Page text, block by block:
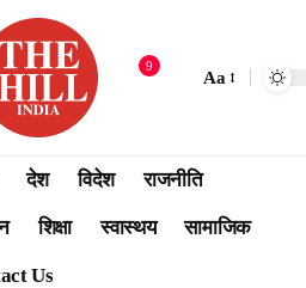
9
Aa
देश विदेश राजनीति
शिक्षा स्वास्थय सामाजिक
Us